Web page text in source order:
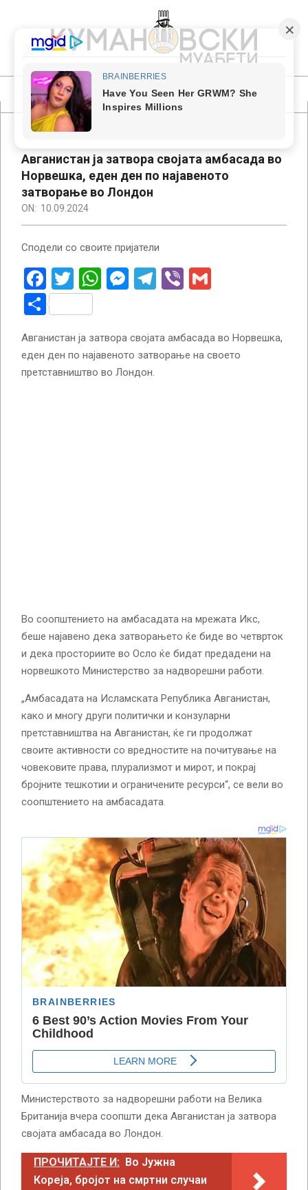
content
КУМАНОВСКИ
МУАБЕТИ
Primary
Navigation
Авганистан ја затвора својата амбасада во
Норвешка, еден ден по најавеното
затворање во Лондон
ON: 10.09.2024
Сподели со своите пријатели
Facebook
Twitter
WhatsApp
Messenger
Telegram
Viber
Share
Авганистан ја затвора својата амбасада во Норвешка,
еден ден по најавеното затворање на своето
претставништво во Лондон.
Во соопштението на амбасадата на мрежата Икс,
беше најавено дека затворањето ќе биде во четврток
и дека просториите во Осло ќе бидат предадени на
норвешкото Министерство за надворешни работи.
„Амбасадата на Исламската Република Авганистан,
како и многу други политички и конзуларни
претставништва на Авганистан, ќе ги продолжат
своите активности со вредностите на почитување на
човековите права, плурализмот и мирот, и покрај
бројните тешкотии и ограничените ресурси“, се вели во
соопштението на амбасадата.
Министерството за надворешни работи на Велика
Британија вчера соопшти дека Авганистан ја затвора
својата амбасада во Лондон.
ПРОЧИТАЈТЕ И:
Во Јужна
Кореја, бројот на смртни случаи